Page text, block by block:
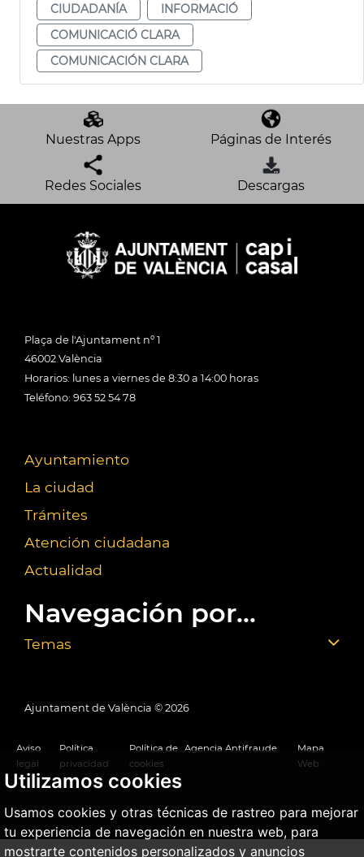
Utilizamos cookies
Usamos cookies y otras técnicas de rastreo para mejorar
tu experiencia de navegación en nuestra web, para
mostrarte contenidos personalizados y anuncios
CIUDADANÍA
INFORMACIÓ
COMUNICACIÓ CLARA
COMUNICACIÓN CLARA
Nuestras Apps Páginas de Interés
Redes Sociales Descargas
Plaça de l'Ajuntament nº 1
46002 València
Horarios: lunes a viernes de 8:30 a 14:00 horas
Teléfono: 963 52 54 78
Ayuntamiento
La ciudad
Trámites
Atención ciudadana
Actualidad
Navegación por...
Temas
Ajuntament de València © 2026
Aviso
legal
Política
privacidad
Política de
cookies
Agencia Antifraude
Mapa
Web